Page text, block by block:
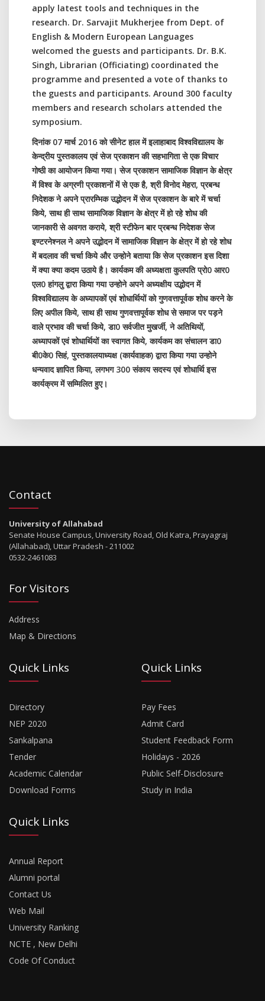
apply latest tools and techniques in the
research. Dr. Sarvajit Mukherjee from Dept. of
English & Modern European Languages
welcomed the guests and participants. Dr. B.K.
Singh, Librarian (Officiating) coordinated the
programme and presented a vote of thanks to
the guests and participants. Around 300 faculty
members and research scholars attended the
symposium.
दिनांक 07 मार्च 2016 को सीनेट हाल में इलाहाबाद विश्वविद्यालय के
केन्द्रीय पुस्तकालय एवं सेज प्रकाशन की सहभागिता से एक विचार
गोष्ठी का आयोजन किया गया। सेज प्रकाशन सामाजिक विज्ञान के क्षेत्र
में विश्व के अग्रणी प्रकाशनों में से एक है, श्री विनोद मेहरा, प्रबन्ध
निदेशक ने अपने प्रारम्भिक उद्भोदन में सेज प्रकाशन के बारे में चर्चा
किये, साथ ही साथ सामाजिक विज्ञान के क्षेत्र में हो रहे शोध की
जानकारी से अवगत कराये, श्री स्टीफेन बार प्रबन्ध निदेशक सेज
इण्टरनेश्नल ने अपने उद्भोदन में सामाजिक विज्ञान के क्षेत्र में हो रहे शोध
में बदलाव की चर्चा किये और उन्होने बताया कि सेज प्रकाशन इस दिशा
में क्या क्या कदम उठाये है। कार्यकम की अध्यक्षता कुलपति प्रो0 आर0
एल0 हांगलु द्वारा किया गया उन्होने अपने अध्यक्षीय उद्भोदन में
विश्वविद्यालय के अघ्यापकों एवं शोधार्थियों को गुणवत्तापूर्वक शोध करने के
लिए अपील किये, साथ ही साथ गुणवत्तापूर्वक शोध से समाज पर पड़ने
वाले प्रभाव की चर्चा किये, डा0 सर्वजीत मुखर्जी, ने अतिथियों,
अध्यापकों एवं शोधार्थियों का स्वागत किये, कार्यकम का संचालन डा0
बी0के0 सिहं, पुस्तकालयाध्यक्ष (कार्यवाहक) द्वारा किया गया उन्होने
धन्यवाद ज्ञापित किया, लगभग 300 संकाय सदस्य एवं शोधार्थि इस
कार्यक्रम में सम्मिलित हुए।
Contact
University of Allahabad
Senate House Campus, University Road, Old Katra, Prayagraj
(Allahabad), Uttar Pradesh - 211002
0532-2461083
For Visitors
Address
Map & Directions
Quick Links
Directory
NEP 2020
Sankalpana
Tender
Academic Calendar
Download Forms
Quick Links
Pay Fees
Admit Card
Student Feedback Form
Holidays - 2026
Public Self-Disclosure
Study in India
Quick Links
Annual Report
Alumni portal
Contact Us
Web Mail
University Ranking
NCTE , New Delhi
Code Of Conduct